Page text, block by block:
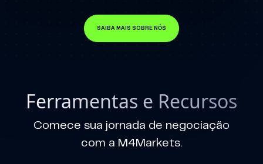
SAIBA MAIS SOBRE NÓS
Ferramentas e Recursos
Comece sua jornada de negociação
com a M4Markets.